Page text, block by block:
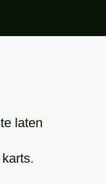
laten